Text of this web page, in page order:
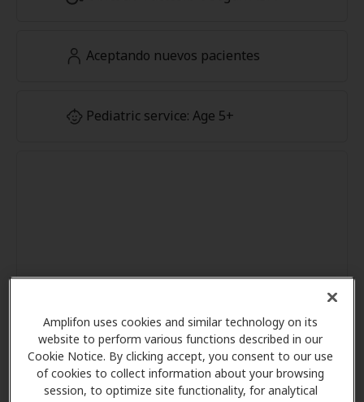
Amplifon uses cookies and similar technology on its
website to perform various functions described in our
Cookie Notice. By clicking accept, you consent to our use
of cookies to collect information about your browsing
session, to optimize site functionality, for analytical
Aceptando nuevos pacientes
Pediatric service: Age 5+